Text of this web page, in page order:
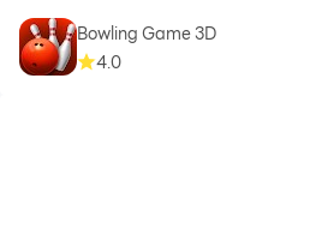
Bowling Game 3D
4.0